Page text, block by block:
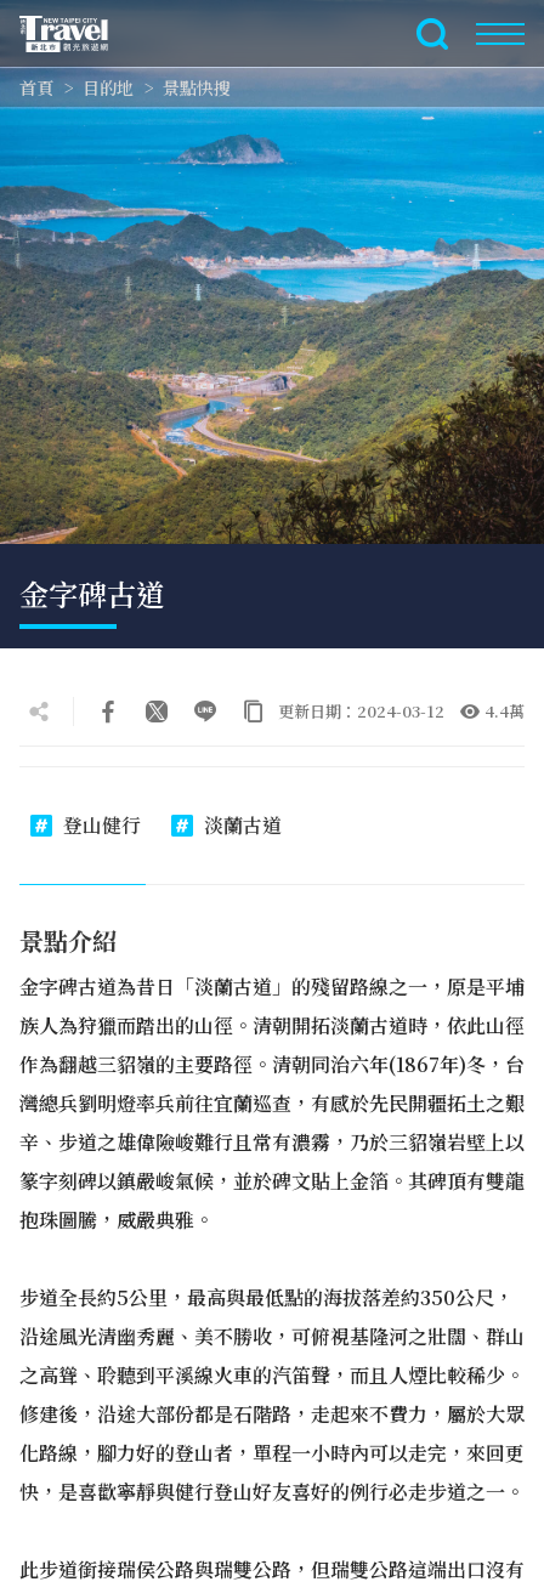
跳
主
要
容
區
塊
全文檢索
首頁 目的地 景點快搜
金字碑古道
更新日期：2024-03-12 4.4萬
登山健行 淡蘭古道
景點介紹
金字碑古道為昔日「淡蘭古道」的殘留路線之一，原是平埔
族人為狩獵而踏出的山徑。清朝開拓淡蘭古道時，依此山徑
作為翻越三貂嶺的主要路徑。清朝同治六年(1867年)冬，台
灣總兵劉明燈率兵前往宜蘭巡查，有感於先民開疆拓土之艱
辛、步道之雄偉險峻難行且常有濃霧，乃於三貂嶺岩壁上以
篆字刻碑以鎮嚴峻氣候，並於碑文貼上金箔。其碑頂有雙龍
抱珠圖騰，威嚴典雅。
步道全長約5公里，最高與最低點的海拔落差約350公尺，
沿途風光清幽秀麗、美不勝收，可俯視基隆河之壯闊、群山
之高聳、聆聽到平溪線火車的汽笛聲，而且人煙比較稀少。
修建後，沿途大部份都是石階路，走起來不費力，屬於大眾
化路線，腳力好的登山者，單程一小時內可以走完，來回更
快，是喜歡寧靜與健行登山好友喜好的例行必走步道之一。
此步道銜接瑞侯公路與瑞雙公路，但瑞雙公路這端出口沒有